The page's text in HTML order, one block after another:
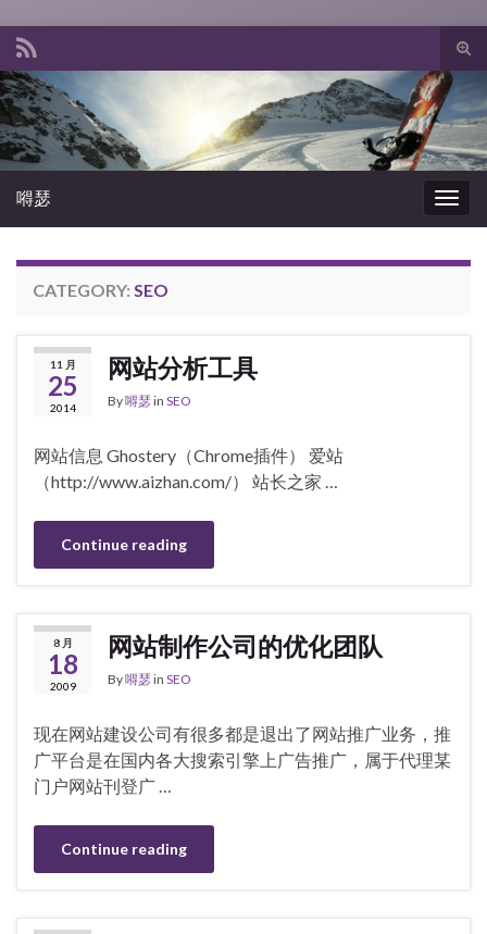
嘚瑟
CATEGORY: SEO
11 月
25
2014
网站分析工具
By嘚瑟 in SEO
网站信息 Ghostery（Chrome插件） 爱站
（http://www.aizhan.com/） 站长之家 …
Continue reading
8 月
18
2009
网站制作公司的优化团队
By嘚瑟 in SEO
现在网站建设公司有很多都是退出了网站推广业务，推
广平台是在国内各大搜索引擎上广告推广，属于代理某
门户网站刊登广 …
Continue reading